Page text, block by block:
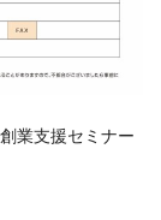
創業支援セミナー